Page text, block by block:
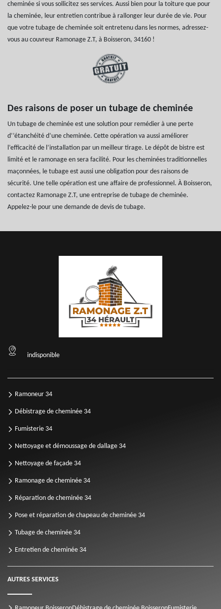
cheminée si vous sollicitez ses services. Aussi bien pour la toiture que pour
la cheminée, leur entretien contribue à rallonger leur durée de vie. Pour
que votre tubage de cheminée soit entretenu dans les normes, adressez-
vous au couvreur Ramonage Z.T, à Boisseron, 34160 !
Des raisons de poser un tubage de cheminée
Un tubage de cheminée est une solution pour remédier à une perte
d’’étanchéité d’une cheminée. Cette opération va aussi améliorer
l’efficacité de l’installation par un meilleur tirage. Le dépôt de bistre est
limité et le ramonage en sera facilité. Pour les cheminées traditionnelles
maçonnées, le tubage est aussi une obligation pour des raisons de
sécurité. Une telle opération est une affaire de professionnel. À Boisseron,
contactez Ramonage Z.T, une entreprise de tubage de cheminée.
Appelez-le pour une demande de devis de tubage.
indisponible
Ramoneur 34
Débistrage de cheminée 34
Fumisterie 34
Nettoyage et démoussage de dallage 34
Nettoyage de façade 34
Ramonage de cheminée 34
Réparation de cheminée 34
Pose et réparation de chapeau de cheminée 34
Tubage de cheminée 34
Entretien de cheminée 34
AUTRES SERVICES